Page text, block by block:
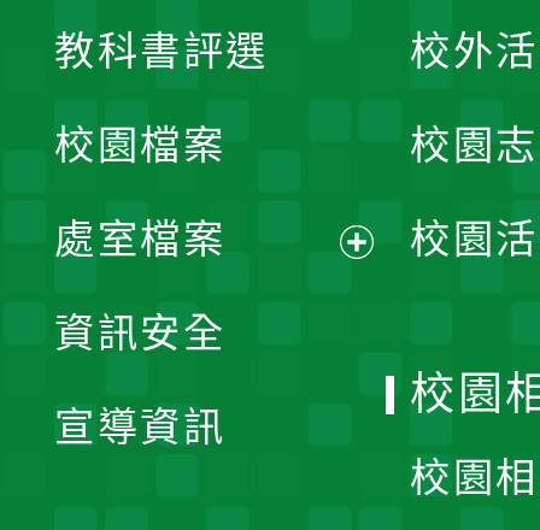
單
教科書評選
校園檔案
處室檔案
資訊安全
宣導資訊
校外
校園
校園
校園
校園